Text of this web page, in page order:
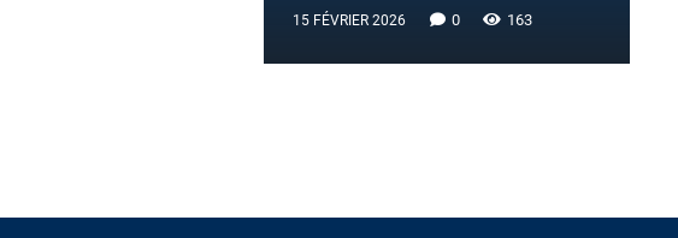
15 FÉVRIER 2026 0 163